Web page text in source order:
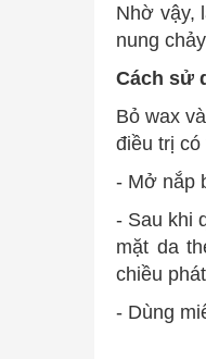
Nhờ vậy,
nung
Cách sử
Bỏ wax
điều trị có
- Mở nắp
- Sau khi
mặt da
chiều
- Dùng